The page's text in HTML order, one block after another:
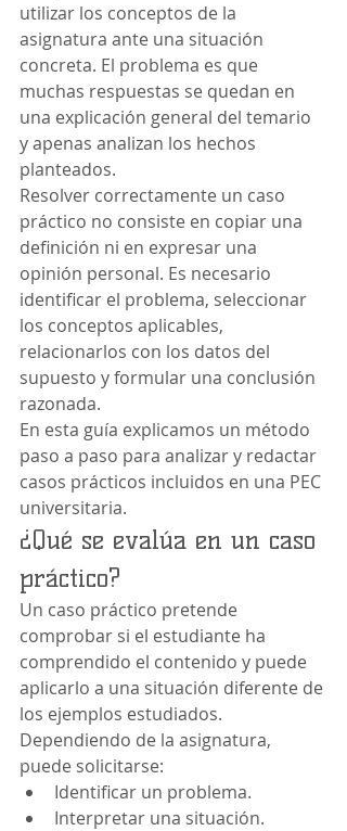
utilizar los conceptos de la
asignatura ante una situación
concreta. El problema es que
muchas respuestas se quedan en
una explicación general del temario
y apenas analizan los hechos
planteados.
Resolver correctamente un caso
práctico no consiste en copiar una
definición ni en expresar una
opinión personal. Es necesario
identificar el problema, seleccionar
los conceptos aplicables,
relacionarlos con los datos del
supuesto y formular una conclusión
razonada.
En esta guía explicamos un método
paso a paso para analizar y redactar
casos prácticos incluidos en una PEC
universitaria.
¿Qué se evalúa en un caso
práctico?
Un caso práctico pretende
comprobar si el estudiante ha
comprendido el contenido y puede
aplicarlo a una situación diferente de
los ejemplos estudiados.
Dependiendo de la asignatura,
puede solicitarse:
Identificar un problema.
Interpretar una situación.